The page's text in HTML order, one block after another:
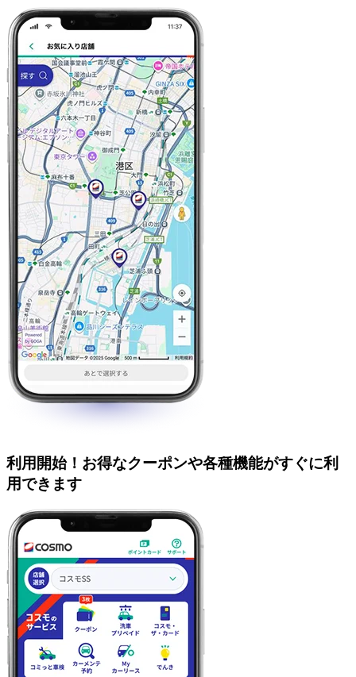
利用開始！お得なクーポンや各種機能がすぐに利
用できます